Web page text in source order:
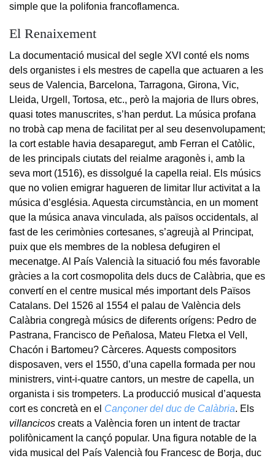
simple que la polifonia francoflamenca.
El Renaixement
La documentació musical del segle XVI conté els noms
dels organistes i els mestres de capella que actuaren a les
seus de Valencia, Barcelona, Tarragona, Girona, Vic,
Lleida, Urgell, Tortosa, etc., però la majoria de llurs obres,
quasi totes manuscrites, s’han perdut. La música profana
no trobà cap mena de facilitat per al seu desenvolupament;
la cort estable havia desaparegut, amb Ferran el Catòlic,
de les principals ciutats del reialme aragonès i, amb la
seva mort (1516), es dissolgué la capella reial. Els músics
que no volien emigrar hagueren de limitar llur activitat a la
música d’església. Aquesta circumstància, en un moment
que la música anava vinculada, als països occidentals, al
fast de les cerimònies cortesanes, s’agreujà al Principat,
puix que els membres de la noblesa defugiren el
mecenatge. Al País Valencià la situació fou més favorable
gràcies a la cort cosmopolita dels ducs de Calàbria, que es
convertí en el centre musical més important dels Països
Catalans. Del 1526 al 1554 el palau de València dels
Calàbria congregà músics de diferents orígens: Pedro de
Pastrana, Francisco de Peñalosa, Mateu Fletxa el Vell,
Chacón i Bartomeu? Càrceres. Aquests compositors
disposaven, vers el 1550, d’una capella formada per nou
ministrers, vint-i-quatre cantors, un mestre de capella, un
organista i sis trompeters. La producció musical d’aquesta
cort es concretà en el Cançoner del duc de Calàbria. Els
villancicos creats a València foren un intent de tractar
polifònicament la cançó popular. Una figura notable de la
vida musical del País Valencià fou Francesc de Borja, duc